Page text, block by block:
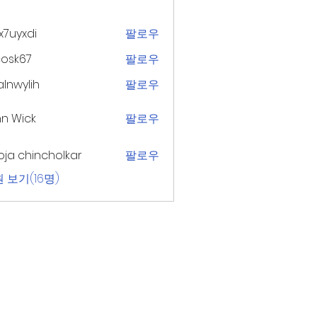
팔로우
팔로우
팔로우
Wick 팔로우
chincholkar
팔로우
보기(16명)